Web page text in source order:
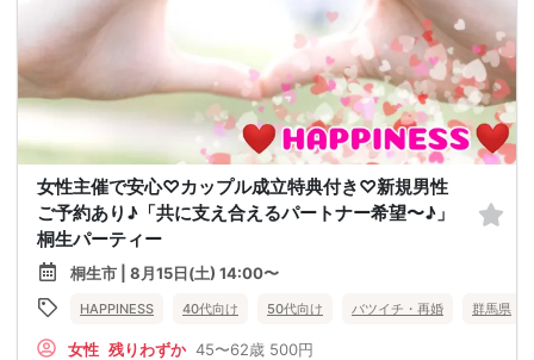
女性主催で安心♡カップル成立特典付き♡新規男性
ご予約あり♪「共に支え合えるパートナー希望〜♪」
桐生パーティー
桐生市 | 8月15日(土) 14:00〜
HAPPINESS 40代向け 50代向け バツイチ・再婚 群馬県
女性 残りわずか 45〜62歳 500円